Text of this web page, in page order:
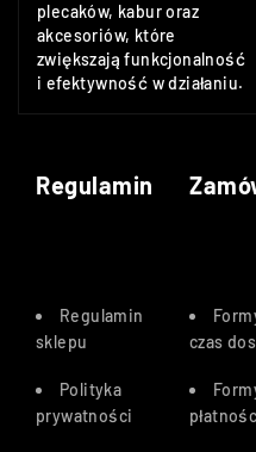
plecaków, kabur oraz
akcesoriów, które
zwiększają funkcjonalność
i efektywność w działaniu.
Regulamin
Regulamin
sklepu
Polityka
prywatności
czas